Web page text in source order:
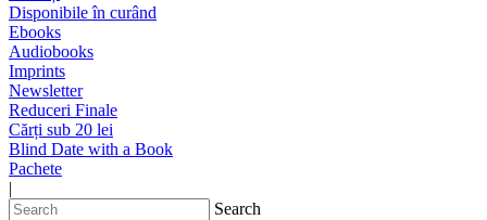
Disponibile în curând
Ebooks
Audiobooks
Imprints
Newsletter
Reduceri Finale
Cărți sub 20 lei
Blind Date with a Book
Pachete
|
Search